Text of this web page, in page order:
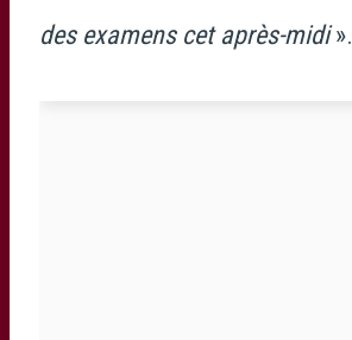
des examens cet après-midi».